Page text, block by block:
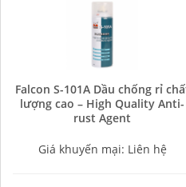
lượng cao – High Quality Anti-
rust Agent